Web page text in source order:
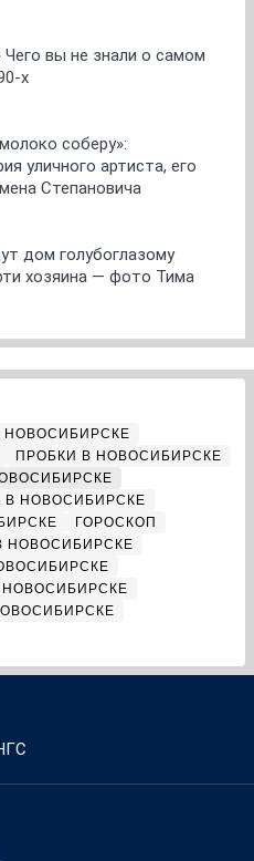
вы не знали о самом
х
соберу»:
уличного артиста, его
Степановича
дом голубоглазому
хозяина — фото Тима
НОВОСИБИРСКЕ
ПРОБКИ В НОВОСИБИРСКЕ
В НОВОСИБИРСКЕ
ГОРОСКОП
НОВОСИБИРСКЕ